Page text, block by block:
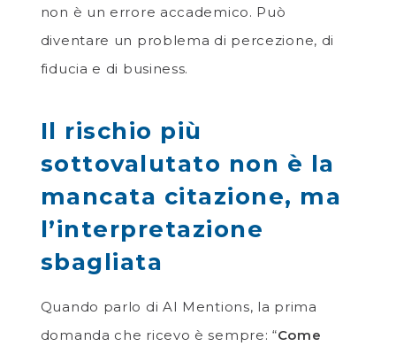
non è un errore accademico. Può
diventare un problema di percezione, di
fiducia e di business.
Il rischio più
sottovalutato non è la
mancata citazione, ma
l’interpretazione
sbagliata
Quando parlo di AI Mentions, la prima
domanda che ricevo è sempre: “Come